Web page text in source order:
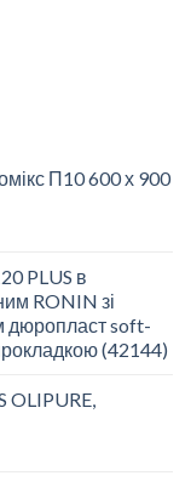
П10 600 х 900
PLUS в
RONIN зі
дюропласт soft-
(42144)
OLIPURE,